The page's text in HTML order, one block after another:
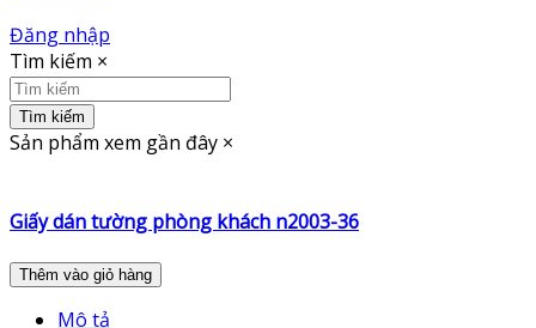
Đăng nhập
Tìm kiếm ×
Tìm kiếm
Sản phẩm xem gần đây ×
Giấy dán tường phòng khách n2003-36
Thêm vào giỏ hàng
Mô tả